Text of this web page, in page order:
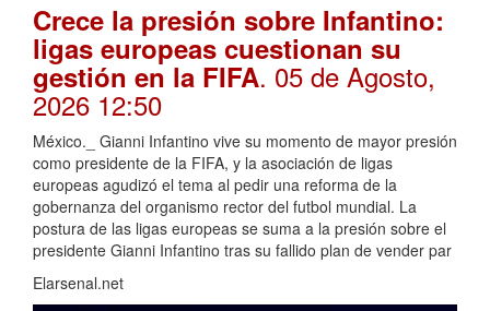
Crece la presión sobre Infantino:
ligas europeas cuestionan su
gestión en la FIFA. 05 de Agosto,
2026 12:50
México._ Gianni Infantino vive su momento de mayor presión
como presidente de la FIFA, y la asociación de ligas
europeas agudizó el tema al pedir una reforma de la
gobernanza del organismo rector del futbol mundial. La
postura de las ligas europeas se suma a la presión sobre el
presidente Gianni Infantino tras su fallido plan de vender par
Elarsenal.net